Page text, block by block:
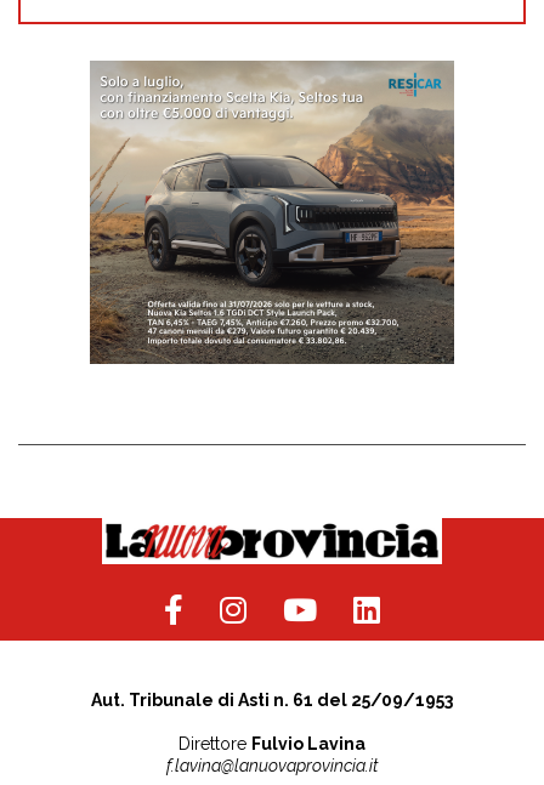
Aut. Tribunale di Asti n. 61 del 25/09/1953
Direttore Fulvio Lavina
f.lavina@lanuovaprovincia.it